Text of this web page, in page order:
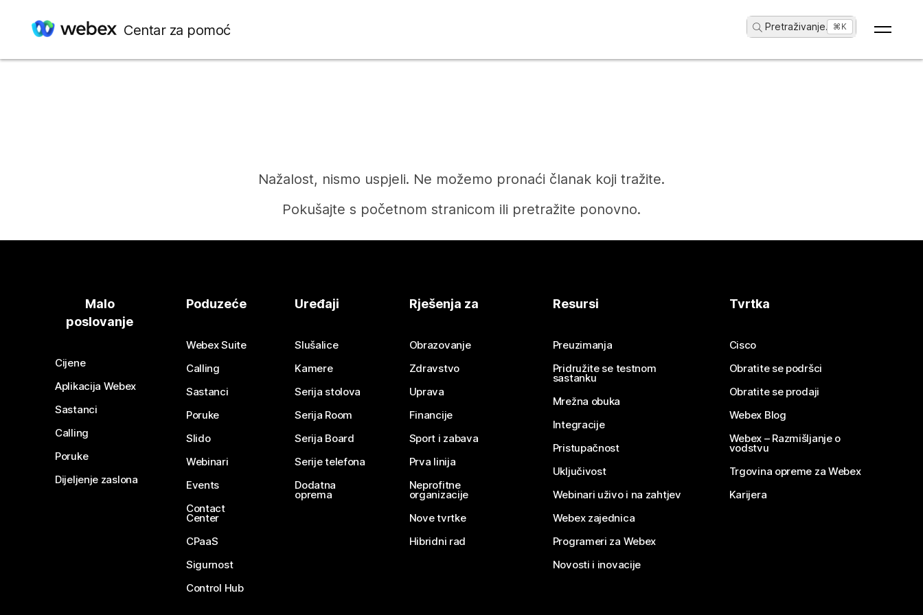
Centar za pomoć Pretraživanje... ⌘K
Nažalost, nismo uspjeli. Ne možemo pronaći članak koji tražite.
Pokušajte s početnom stranicom ili pretražite ponovno.
Tražite li odgovor?
Pošaljite pitanje
Malo
poslovanje
Cijene
Aplikacija Webex
Sastanci
Calling
Poruke
Dijeljenje zaslona
Poduzeće
Webex Suite
Calling
Sastanci
Poruke
Slido
Webinari
Events
Contact
Center
CPaaS
Sigurnost
Control Hub
Uređaji
Slušalice
Kamere
Serija stolova
Serija Room
Serija Board
Serije telefona
Dodatna
oprema
Rješenja za
Obrazovanje
Zdravstvo
Uprava
Financije
Sport i zabava
Prva linija
Neprofitne
organizacije
Nove tvrtke
Hibridni rad
Resursi
Preuzimanja
Pridružite se testnom
sastanku
Mrežna obuka
Integracije
Pristupačnost
Uključivost
Webinari uživo i na zahtjev
Webex zajednica
Programeri za Webex
Novosti i inovacije
Tvrtka
Cisco
Obratite se podršci
Obratite se prodaji
Webex Blog
Webex – Razmišljanje o
vodstvu
Trgovina opreme za Webex
Karijera